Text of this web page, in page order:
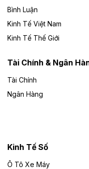
Theo
Đức Long Gia
Lai
Bốn doanh nghiệp
phần Tập đoàn Đức
Gia Lai với tổng vốn
Đồng Nai cho
công nghiệp ở
Bình Luận
Kinh Tế Việt Nam
Kinh Tế Thế Giới
Tài Chính & Ngân
Tài Chính
Ngân Hàng
Kinh Tế Số
Ô Tô Xe Máy